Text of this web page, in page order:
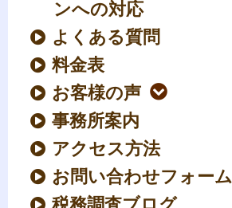
ンへの対応
よくある質問
料金表
お客様の声
事務所案内
アクセス方法
お問い合わせフォーム